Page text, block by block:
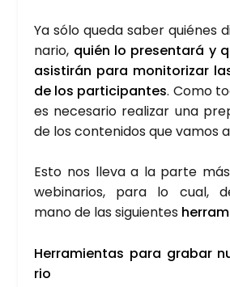
Ya sólo que­da saber quié­nes
na­rio, quién lo pre­sen­ta­rá y
asis­ti­rán para moni­to­ri­zar
de los par­ti­ci­pan­tes. Como
es nece­sa­rio rea­li­zar una
de los con­te­ni­dos que vamos
Esto nos lle­va a la par­te
webi­na­rios, para lo cual,
mano de las siguien­tes
Herra­mien­tas para gra­bar
rio